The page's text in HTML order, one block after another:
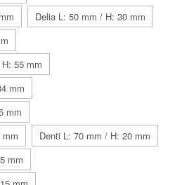
Delia L: 50 mm / H: 30 mm
55 mm
mm
mm
mm
Denti L: 70 mm / H: 20 mm
mm